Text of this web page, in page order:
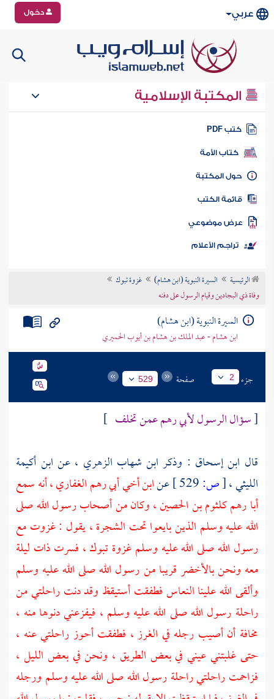
عربي دخول
المكتبة الإسلامية
كتب PDF
كتاب الأمة
المكتبة
الكتب
موضوعي
تراجم الأعلام
الرئيسية السيرة النبوية (ابن هشام)
غزوة تبوك
وفاة ذي البجادين وقيام الرسول على دفنه
السيرة النبوية (ابن هشام)
ابن هشام - عبد الملك بن هشام بن أيوب الحميري
جزء 2 صفحة 529
[سؤال الرسوللأبي رهمعمن تخلف ]
قال ابن إسحاق : وذكر ابن شهاب الزهري ، عن ابن أكيمة
الليثي ،[ص: عنابن أخيأبي رهم الغفاري، أنه سمع
أبا رهم كلثوم بن الحصين، وكان من أصحاب رسول الله صلى
الله عليه وسلم الذين بايعوا تحت الشجرة، يقول : غزوت مع
رسول الله صلى الله عليه وسلم غزوةتبوك، فسرت ذات ليلة
معه ونحن بالأخضر قريبا من رسول الله صلى الله عليه وسلم
وألقى الله علينا النعاس فطفقت أستيقظ وقد دنت راحلتي من
راحلة رسول الله صلى الله عليه وسلم ، فيفزعني دنوها منه ،
مخافة أن أصيب رجله في الغرز ، فطفقت أحوز راحلتي عنه ،
حتى غلبتني عيني في بعض الطريق ، ونحن في بعض الليل ،
فزاحمت راحلتي راحلة رسول الله صلى الله عليه وسلم ورجله